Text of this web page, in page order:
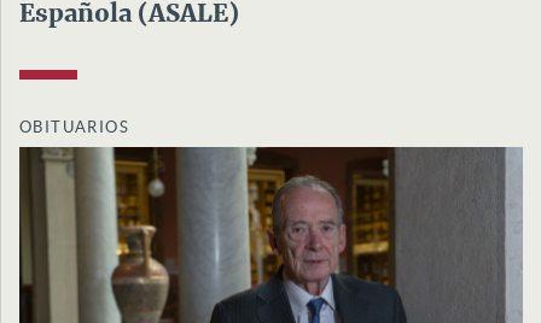
Española (ASALE)
OBITUARIOS